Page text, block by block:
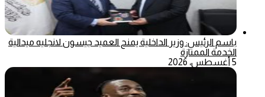
باسم الرئيس: وزير الداخلية يمنح العميد جيسون لانجليه ميدالية
الخدمة الممتازة
5 أغسطس، 2026